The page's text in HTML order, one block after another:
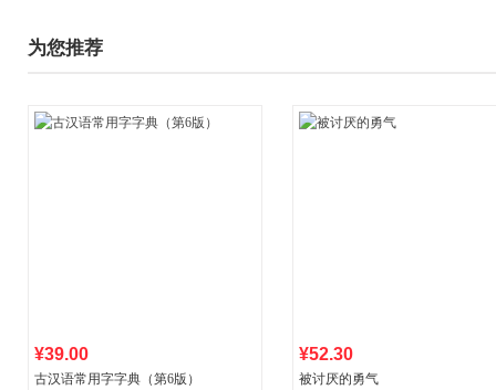
为您推荐
¥39.00
古汉语常用字字典（第6版）
¥52.30
被讨厌的勇气